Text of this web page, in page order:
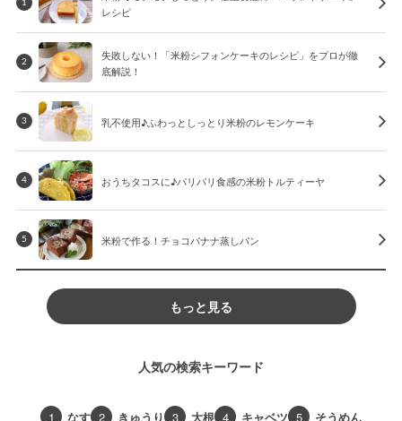
1
レシピ
2
失敗しない！「米粉シフォンケーキのレシピ」をプロが徹
底解説！
3 乳不使用♪ふわっとしっとり米粉のレモンケーキ
4 おうちタコスに♪パリパリ食感の米粉トルティーヤ
5 米粉で作る！チョコバナナ蒸しパン
もっと見る
人気の検索キーワード
1 なす 2 きゅうり 3 大根 4 キャベツ 5 そうめん